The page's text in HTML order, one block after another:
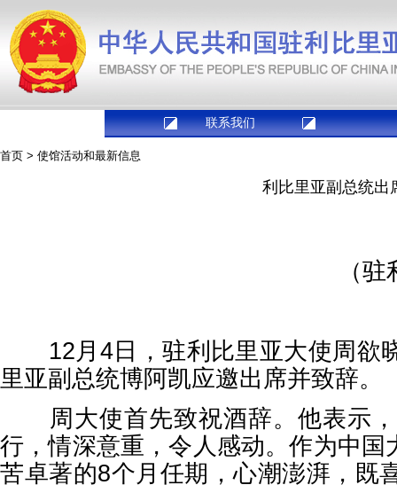
联系我们
首页 > 使馆活动和最新信息
利比里亚副总统出
（驻利
12月4日，驻利比里亚大使周欲
里亚副总统博阿凯应邀出席并致辞。
周大使首先致祝酒辞。他表示，
行，情深意重，令人感动。作为中
苦卓著的8个月任期，心潮澎湃，既